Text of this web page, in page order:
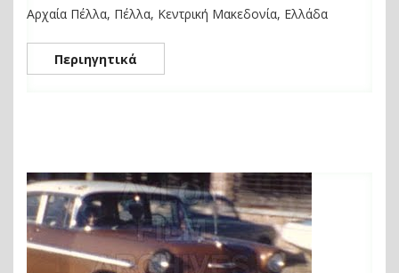
Αρχαία Πέλλα, Πέλλα, Κεντρική Μακεδονία, Ελλάδα
Περιηγητικά